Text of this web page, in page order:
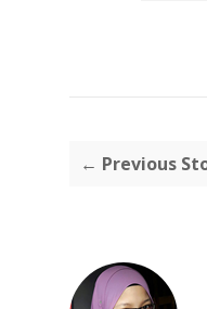
← Previous